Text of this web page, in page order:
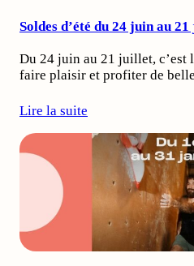
Soldes d’été du 24 juin au
Du 24 juin au 21 juillet, c’est
faire plaisir et profiter de
Lire la suite